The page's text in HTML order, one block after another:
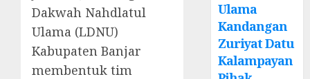
Dakwah Nahdlatul
Ulama (LDNU)
Kabupaten Banjar
membentuk tim
Ulama
Kandangan
Zuriyat Datu
Kalampayan